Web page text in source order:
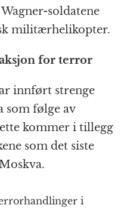
soldatene
militærhelikopter.
for terror
innført strenge
som følge av
kommer i tillegg
som det siste
i